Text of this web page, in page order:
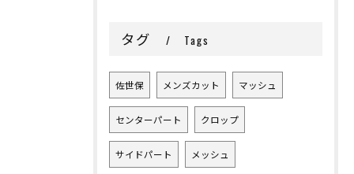
タグ Tags
佐世保 メンズカット マッシュ
センターパート クロップ
サイドパート メッシュ